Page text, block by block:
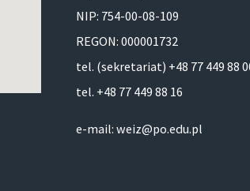
NIP: 754-00-08-109
REGON: 000001732
tel. (sekretariat) +48 77 449 88
tel. +48 77 449 88 16
e-mail: weiz@po.edu.pl